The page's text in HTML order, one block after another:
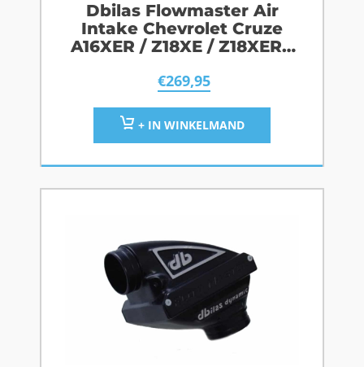
Dbilas Flowmaster Air
Intake Chevrolet Cruze
A16XER / Z18XE / Z18XER /
€269,95
+ IN WINKELMAND